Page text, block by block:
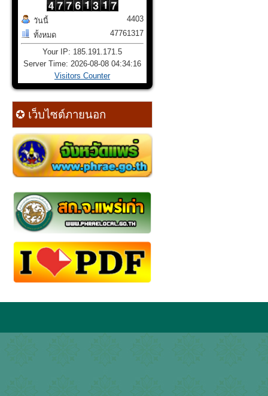
วันนี้
ทั้งหมด
4403
47761317
Your IP: 185.191.171.5
Server Time: 2026-08-08 04:34:16
Visitors Counter
✪ เว็บไซต์ภายนอก